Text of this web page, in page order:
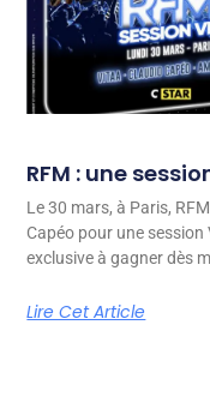
RFM : une
Le 30 mars, à Paris,
Capéo pour une
exclusive à gagner dès
Lire Cet Article